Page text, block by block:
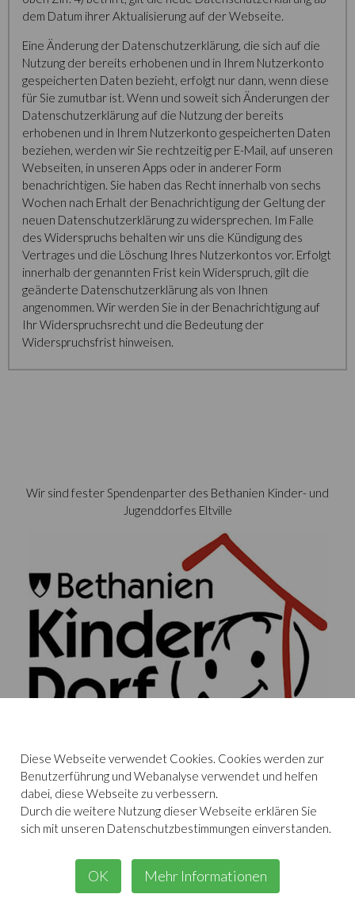
dem Datum ihrer Aktualisierung auf der Webseite.
Eine Änderung der Datenschutzerklärung, die sich auf die
Nutzung der bereits erhobenen und in Ihrem Nutzerkonto
gespeicherten Daten bezieht, erfolgt nur dann, wenn diese
für Sie zumutbar ist. Wenn und soweit sich Änderungen der
Datenschutzerklärung auf die Nutzung der bereits
erhobenen und in Ihrem Nutzerkonto gespeicherten Daten
beziehen, werden wir Sie rechtzeitig per E-Mail, auf unseren
Webseiten, in unseren Apps oder in anderer Form
benachrichtigen. Sie haben das Recht innerhalb von sechs
Wochen nach Erhalt der Benachrichtigung der Geltung der
neuen Datenschutzerklärung zu widersprechen. Im Falle
des Widerspruchs behalten wir uns die Kündigung des
Vertrages und die Löschung Ihres Nutzerkontos vor. Erfolgt
innerhalb der genannten Frist kein Widerspruch, gilt die
geänderte Datenschutzerklärung als von Ihnen
angenommen. Wir werden Sie in der Benachrichtigung auf
Ihr Widerspruchsrecht und die Bedeutung der
Widerspruchsfrist hinweisen.
Diese Webseite verwendet Cookies. Cookies werden zur
Benutzerführung und Webanalyse verwendet und helfen
dabei, diese Webseite zu verbessern.
Durch die weitere Nutzung dieser Webseite erklären Sie
sich mit unseren Datenschutzbestimmungen einverstanden.
OK Mehr Informationen
Wir sind fester Spendenparter des Bethanien Kinder- und
Jugenddorfes Eltville
Powered by Translate
Gärtner Gastro Group, St. Goar am Rhein ©2017-
ImpressumDatenschutz